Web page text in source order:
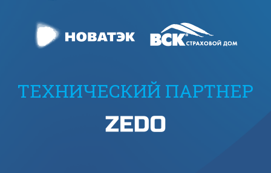
ТЕХНИЧЕСКИЙ ПАРТНЕР